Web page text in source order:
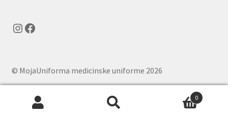
Instagram
Facebook
© MojaUniforma medicinske uniforme 2026
.
Pretraga
0